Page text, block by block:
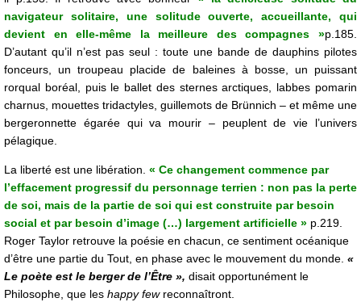
navigateur solitaire, une solitude ouverte, accueillante, qui
devient en elle-même la meilleure des compagnes »p.185.
D’autant qu’il n’est pas seul : toute une bande de dauphins pilotes
fonceurs, un troupeau placide de baleines à bosse, un puissant
rorqual boréal, puis le ballet des sternes arctiques, labbes pomarin
charnus, mouettes tridactyles, guillemots de Brünnich – et même une
bergeronnette égarée qui va mourir – peuplent de vie l’univers
pélagique.
La liberté est une libération. « Ce changement commence par
l’effacement progressif du personnage terrien : non pas la perte
de soi, mais de la partie de soi qui est construite par besoin
social et par besoin d’image (…) largement artificielle » p.219.
Roger Taylor retrouve la poésie en chacun, ce sentiment océanique
d’être une partie du Tout, en phase avec le mouvement du monde. «
Le poète est le berger de l’Être », disait opportunément le
Philosophe, que les happy few reconnaîtront.